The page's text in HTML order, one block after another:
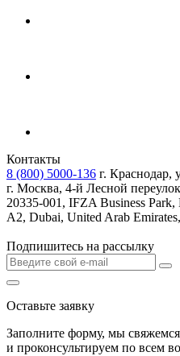
Контакты
8 (800) 5000-136 г. Краснодар,
г. Москва, 4-й Лесной
20335-001, IFZA Business
A2, Dubai, United Arab
Подпишитесь на рассылку
Оставьте заявку
Заполните форму, мы
и проконсультируем по всем